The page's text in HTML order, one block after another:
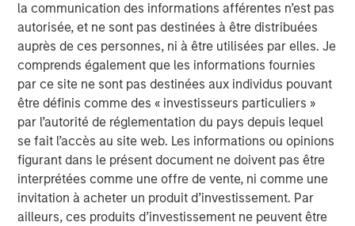
la communication des informations afférentes n’est pas
autorisée, et ne sont pas destinées à être distribuées
auprès de ces personnes, ni à être utilisées par elles. Je
comprends également que les informations fournies
par ce site ne sont pas destinées aux individus pouvant
être définis comme des « investisseurs particuliers »
par l’autorité de réglementation du pays depuis lequel
se fait l’accès au site web. Les informations ou opinions
figurant dans le présent document ne doivent pas être
interprétées comme une offre de vente, ni comme une
invitation à acheter un produit d’investissement. Par
ailleurs, ces produits d’investissement ne peuvent être
Hosted by Managing Partner, Stewart Foley, CFA,
InsuranceAUM.com's podcasts feature insightful
conversations with CIOs, asset managers, and other
distinguished professionals in the insurance asset
management industry. Each episode delves into the latest
trends, challenges, and opportunities, providing listeners
with valuable perspectives and practical advice.
InsuranceAUM.com's podcasts are available in the
website's Podcast Center and through popular distribution
channels like Podbean, Apple Podcasts, Spotify, and
Pandora.